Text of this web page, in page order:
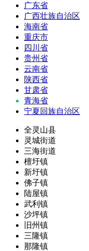
广东省
广西壮族自治区
海南省
重庆市
四川省
贵州省
云南省
陕西省
甘肃省
青海省
宁夏回族自治区
全灵山县
灵城街道
三海街道
檀圩镇
新圩镇
佛子镇
陆屋镇
武利镇
沙坪镇
旧州镇
三隆镇
那隆镇